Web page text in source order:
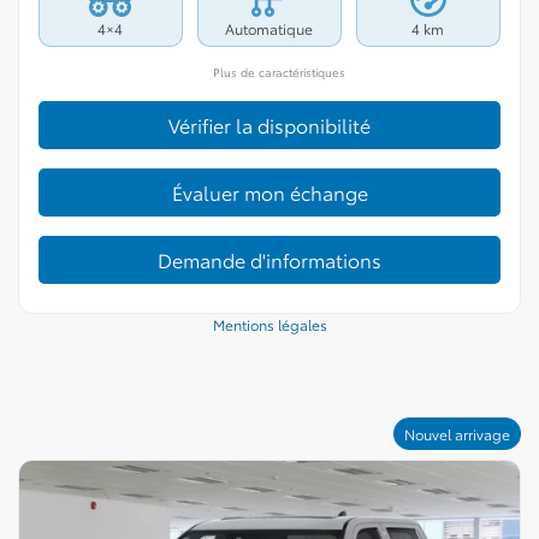
4×4 Automatique 4 km
Plus de caractéristiques
Vérifier la disponibilité
Évaluer mon échange
Demande d'informations
Mentions légales
Nouvel arrivage